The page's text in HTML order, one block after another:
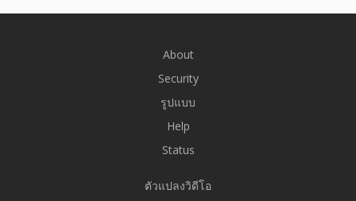
About
Security
รูปแบบ
Help
Status
ตัวแปลงวิดีโอ